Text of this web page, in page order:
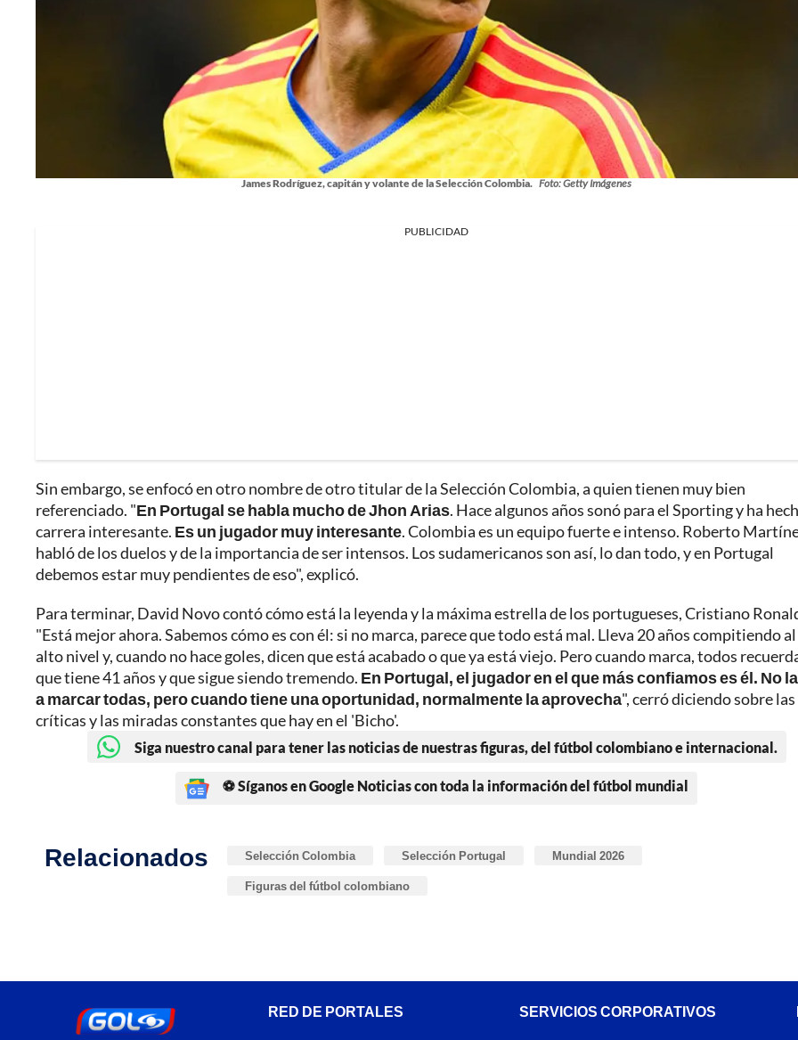
James Rodríguez, capitán y volante de la Selección Colombia. Foto: Getty Imágenes
PUBLICIDAD
Sin embargo, se enfocó en otro nombre de otro titular de la Selección Colombia, a quien tienen muy bien
referenciado. "En Portugal se habla mucho de Jhon Arias. Hace algunos años sonó para el Sporting y ha
carrera interesante. Es un jugador muy interesante. Colombia es un equipo fuerte e intenso. Roberto
habló de los duelos y de la importancia de ser intensos. Los sudamericanos son así, lo dan todo, y en Portugal
debemos estar muy pendientes de eso", explicó.
Para terminar, David Novo contó cómo está la leyenda y la máxima estrella de los portugueses, Cristiano
"Está mejor ahora. Sabemos cómo es con él: si no marca, parece que todo está mal. Lleva 20 años compitiendo
alto nivel y, cuando no hace goles, dicen que está acabado o que ya está viejo. Pero cuando marca, todos
que tiene 41 años y que sigue siendo tremendo. En Portugal, el jugador en el que más confiamos es él. No
a marcar todas, pero cuando tiene una oportunidad, normalmente la aprovecha", cerró diciendo sobre las
críticas y las miradas constantes que hay en el 'Bicho'.
Siga nuestro canal para tener las noticias de nuestras figuras, del fútbol colombiano e internacional.
⚽ Síganos en Google Noticias con toda la información del fútbol mundial
Relacionados Selección Colombia Selección Portugal Mundial 2026
Figuras del fútbol colombiano
RED DE PORTALES SERVICIOS CORPORATIVOS